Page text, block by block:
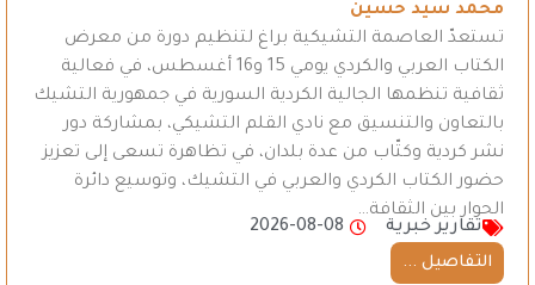
محمد سيد حسين
تستعدّ العاصمة التشيكية براغ لتنظيم دورة من معرض
الكتاب العربي والكردي يومي 15 و16 أغسطس، في فعالية
ثقافية تنظمها الجالية الكردية السورية في جمهورية التشيك
بالتعاون والتنسيق مع نادي القلم التشيكي، بمشاركة دور
نشر كردية وكتّاب من عدة بلدان، في تظاهرة تسعى إلى تعزيز
حضور الكتاب الكردي والعربي في التشيك، وتوسيع دائرة
الحوار بين الثقافة…
تقارير خبرية
2026-08-08
التفاصيل ...